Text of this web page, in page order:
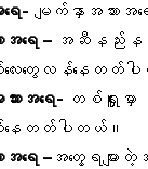
ေ- မျက်နှာအသားအရ
အရေ –အဆီနည်းနည်
လေးတွေလန်နေတတ်ပ
းအရေ- တစ်ရှူးမှာ အ
ျယ်နေတတ်ပါတယ်။
အရေ –အတွေ့ရများ